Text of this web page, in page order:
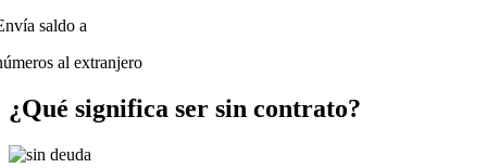
saldo a
al extranjero
¿Qué significa ser sin contrato?